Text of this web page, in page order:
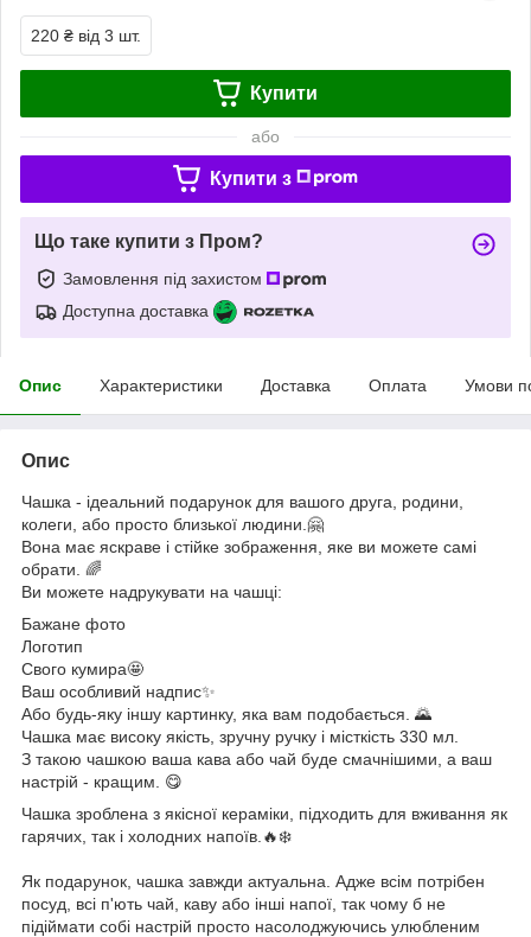
220 ₴ від 3 шт.
Купити
або
Купити з
Що таке купити з Пром?
Замовлення під захистом
Доступна доставка
Опис Характеристики Доставка Оплата Умови
Опис
Чашка - ідеальний подарунок для вашого друга, родини,
колеги, або просто близької людини.🤗
Вона має яскраве і стійке зображення, яке ви можете самі
обрати. 🌈
Ви можете надрукувати на чашці:
Бажане фото
Логотип
Свого кумира🤩
Ваш особливий надпис✨
Або будь-яку іншу картинку, яка вам подобається. 🌄
Чашка має високу якість, зручну ручку і місткість 330 мл.
З такою чашкою ваша кава або чай буде смачнішими, а ваш
настрій - кращим. 😋
Чашка зроблена з якісної кераміки, підходить для вживання як
гарячих, так і холодних напоїв.🔥❄️
Як подарунок, чашка завжди актуальна. Адже всім потрібен
посуд, всі п'ють чай, каву або інші напої, так чому б не
підіймати собі настрій просто насолоджуючись улюбленим